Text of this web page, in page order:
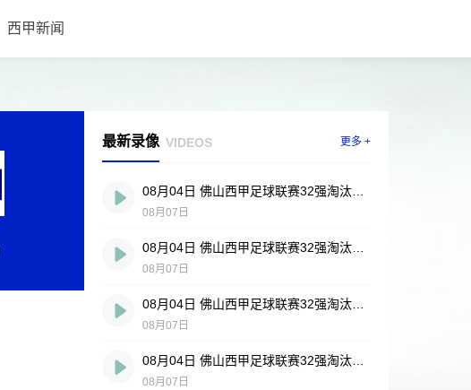
西甲新闻
最新录像 VIDEOS 更多 +
08月07日
08月07日
08月07日
08月07日